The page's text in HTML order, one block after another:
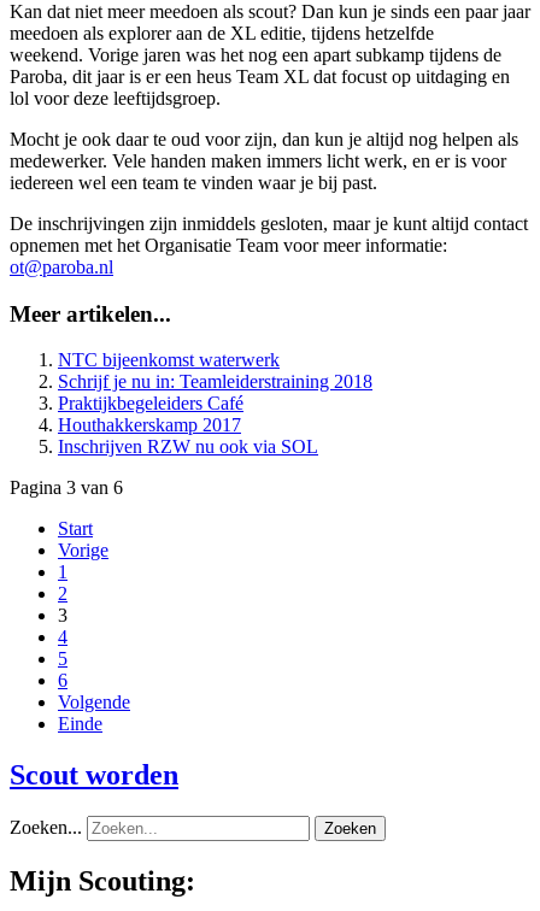
Kan dat niet meer meedoen als scout? Dan kun je sinds een paar jaar
meedoen als explorer aan de XL editie, tijdens hetzelfde
weekend. Vorige jaren was het nog een apart subkamp tijdens de
Paroba, dit jaar is er een heus Team XL dat focust op uitdaging en
lol voor deze leeftijdsgroep.
Mocht je ook daar te oud voor zijn, dan kun je altijd nog helpen als
medewerker. Vele handen maken immers licht werk, en er is voor
iedereen wel een team te vinden waar je bij past.
De inschrijvingen zijn inmiddels gesloten, maar je kunt altijd contact
opnemen met het Organisatie Team voor meer informatie:
ot@paroba.nl
Meer artikelen...
NTC bijeenkomst waterwerk
Schrijf je nu in: Teamleiderstraining 2018
Praktijkbegeleiders Café
Houthakkerskamp 2017
Inschrijven RZW nu ook via SOL
Pagina 3 van 6
Start
Vorige
1
2
3
4
5
6
Volgende
Einde
Scout worden
Zoeken... Zoeken
Mijn Scouting: